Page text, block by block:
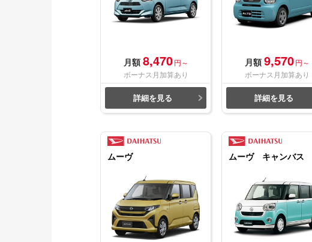
月額 8,470 円～
ボーナス月加算あり
詳細を見る
月額 9,570 円～
ボーナス月加算あり
詳細を見る
ムーヴ ムーヴ キャンバス